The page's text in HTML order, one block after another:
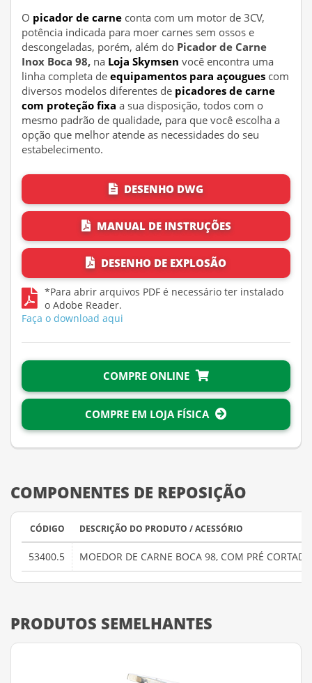
O picador de carne conta com um motor de 3CV,
potência indicada para moer carnes sem ossos e
descongeladas, porém, além do Picador de Carne
Inox Boca 98, na Loja Skymsen você encontra uma
linha completa de equipamentos para açougues com
diversos modelos diferentes de picadores de carne
com proteção fixa a sua disposição, todos com o
mesmo padrão de qualidade, para que você escolha a
opção que melhor atende as necessidades do seu
estabelecimento.
DESENHO DWG
MANUAL DE INSTRUÇÕES
DESENHO DE EXPLOSÃO
*Para abrir arquivos PDF é necessário ter instalado
o Adobe Reader.
Faça o download aqui
COMPRE ONLINE
COMPRE EM LOJA FÍSICA
COMPONENTES DE REPOSIÇÃO
CÓDIGO DESCRIÇÃO DO PRODUTO / ACESSÓRIO
53400.5 MOEDOR DE CARNE BOCA 98, COM PRÉ
PRODUTOS SEMELHANTES